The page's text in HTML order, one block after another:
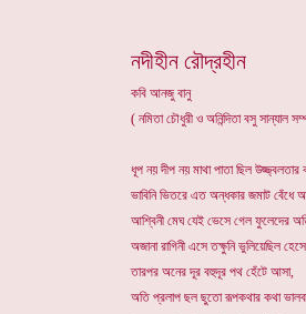
নদীহীন রৌদ্রহীন
কবি আনজু বানু
( নমিতা চৌধুরী ও অনিন্দিতা বসু সান্যাল
ধূপ নয় দীপ নয় মাথা পাতা ছিল উজ্জ্বলতার
ভাবিনি ভিতরে এত অন্ধকার জমাট বেঁধে
আশ্বিনী মেঘ যেই ভেসে গেল ফুলেদের
অজানা রাগিনী এসে তক্ষুনি ভুলিয়েছিল
তারপর অনের দূর বহুদূর পথ হেঁটে আসা,
অতি প্রলাপ ছল ছুতো রূপকথার কথা